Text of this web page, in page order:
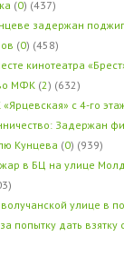
(0) (437)
задержан
(0) (458)
кинотеатра
МФК (2) (632)
с 4-го
Задержан
Кунцева (0) (939)
в БЦ на улице
улице в
попытку дать